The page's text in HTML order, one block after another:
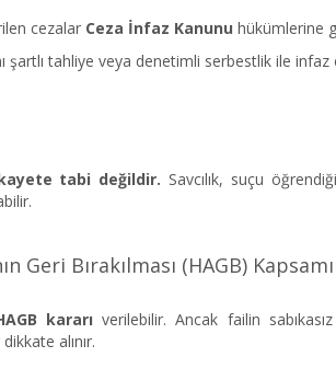
cezalar Ceza İnfaz Kanunu hükümlerine
şartlı tahliye veya denetimli serbestlik ile infaz
tabi değildir. Savcılık, suçu
Geri Bırakılması (HAGB)
kararı verilebilir. Ancak failin
alınır.